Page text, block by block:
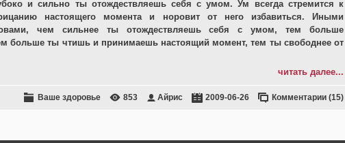
и сильно ты отождествляешь себя с умом. Ум всегда стремится к
настоящего момента и норовит от него избавиться. Иными
чем сильнее ты отождествляешь себя с умом, тем больше
больше ты чтишь и принимаешь настоящий момент, тем ты свободнее от
читать далее...
Ваше здоровье 853 Айрис 2009-06-26 Комментарии (15)